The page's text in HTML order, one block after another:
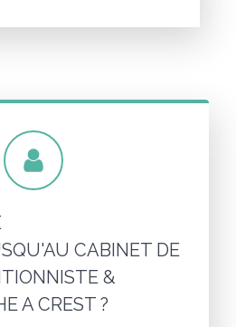
CABINET DE
&
A CREST ?